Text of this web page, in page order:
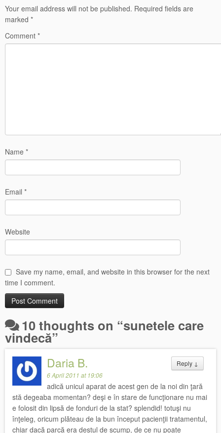
Your email address will not be published. Required fields are
marked *
Comment *
Name *
Email *
Website
Save my name, email, and website in this browser for the next
time I comment.
10 thoughts on “sunetele care
vindecă”
Reply ↓
Daria B.
6 April 2011 at 19:06
adică unicul aparat de acest gen de la noi din ţară
stă degeaba momentan? deşi e în stare de funcţionare nu mai
e folosit din lipsă de fonduri de la stat? splendid! totuşi nu
înţeleg, oricum plăteau de la bun început pacienţii tratamentul,
chiar dacă parcă era destul de scump, de ce nu poate